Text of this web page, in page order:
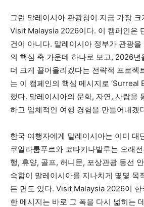
그런 말레이시아 관광청이 지금 가장
Visit Malaysia 2026이다. 이 캠페인은
건이 아니다. 말레이시아 정부가 관광
의 핵심 축 가운데 하나로 보고, 2026년
더 크게 끌어올리겠다는 전략적 프로젝
는 이 캠페인의 핵심 메시지로 ‘Surreal
했다. 말레이시아의 문화, 자연, 사람을
하고 입체적인 여행 경험을 만들어내겠
한국 여행자에게 말레이시아는 이미 대
쿠알라룸푸르와 코타키나발루는 오래
행, 휴양, 골프, 허니문, 포상관광 동선
숙함이 말레이시아를 지나치게 몇몇 목
든 면도 있다. Visit Malaysia 2026이 한
한 메시지는 바로 그 폭을 다시 넓히는